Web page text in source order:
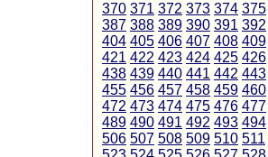
370 371 372 373 374 375
387 388 389 390 391 392
404 405 406 407 408 409
421 422 423 424 425 426
438 439 440 441 442 443
455 456 457 458 459 460
472 473 474 475 476 477
489 490 491 492 493 494
506 507 508 509 510 511